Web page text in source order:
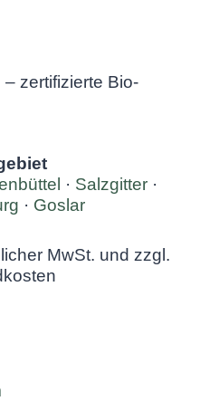
· Salzgitter·
· Goslar
MwSt. und zzgl.